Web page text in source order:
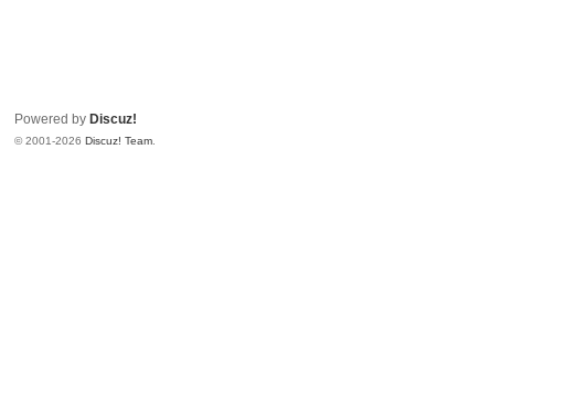
Powered by Discuz!
© 2001-2026Discuz! Team